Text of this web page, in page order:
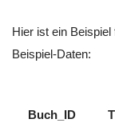
Hier ist ein
Beispiel-Daten:
Buch_ID